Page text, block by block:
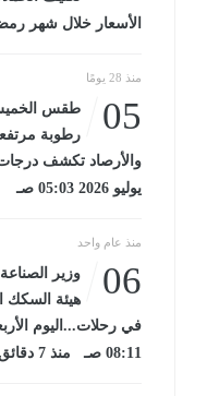
الأسعار خلال شهر
منذ 28 يومًا
05
رطوبة
يوليو 2026 05:03 صـ
منذ عام واحد
06
وزير
هيئة السكك
08:11 صـ منذ 7 دقائق